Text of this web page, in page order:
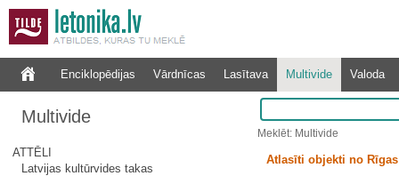
Enciklopēdijas Vārdnīcas Lasītava Multivide Valoda
Multivide
ATTĒLI
Latvijas kultūrvides takas
Meklēt: Multivide
Atlasīti objekti no